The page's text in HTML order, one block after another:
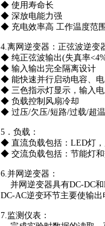
◆ 使用寿命长
◆ 深放电能力强
◆ 充电效率高 工作温度范
4.离网逆变器：正弦波逆变
◆ 纯正弦波输出(失真率
◆ 输入输出完全隔离设计
◆ 能快速并行启动电容、
◆ 三色指示灯显示，输入
◆ 负载控制风扇冷却
◆ 过压/欠压/短路/过载/超
5．负载：
◆ 直流负载包括：LED灯，
◆ 交流负载包括：节能灯和
6.并网逆变器：
并网逆变器具有DC-DC和
DC-AC逆变环节主要使输
7.监测仪表：